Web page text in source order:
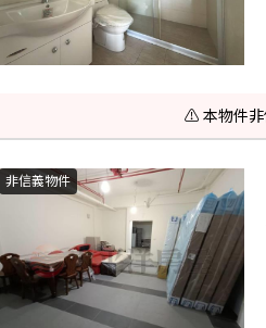
⚠️ 本物件非
非信義物件